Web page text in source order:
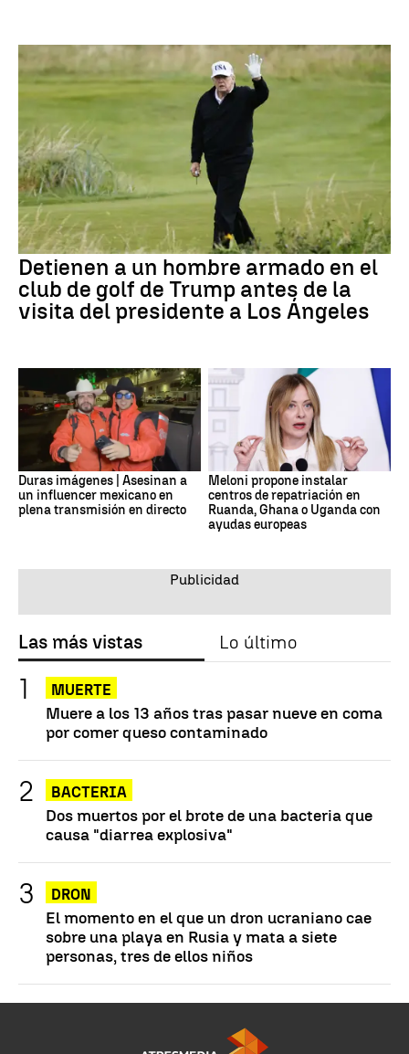
Detienen a un hombre armado en el
club de golf de Trump antes de la
visita del presidente a Los Ángeles
Duras imágenes | Asesinan a
un influencer mexicano en
plena transmisión en directo
Meloni propone instalar
centros de repatriación en
Ruanda, Ghana o Uganda con
ayudas europeas
Las más vistas Lo último
MUERTE
Muere a los 13 años tras pasar nueve en coma
por comer queso contaminado
BACTERIA
Dos muertos por el brote de una bacteria que
causa "diarrea explosiva"
DRON
El momento en el que un dron ucraniano cae
sobre una playa en Rusia y mata a siete
personas, tres de ellos niños